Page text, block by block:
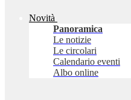
Novità
Panoramica
Le notizie
Le circolari
Calendario eventi
Albo online